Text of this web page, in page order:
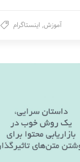
آموزش, اینستاگرام